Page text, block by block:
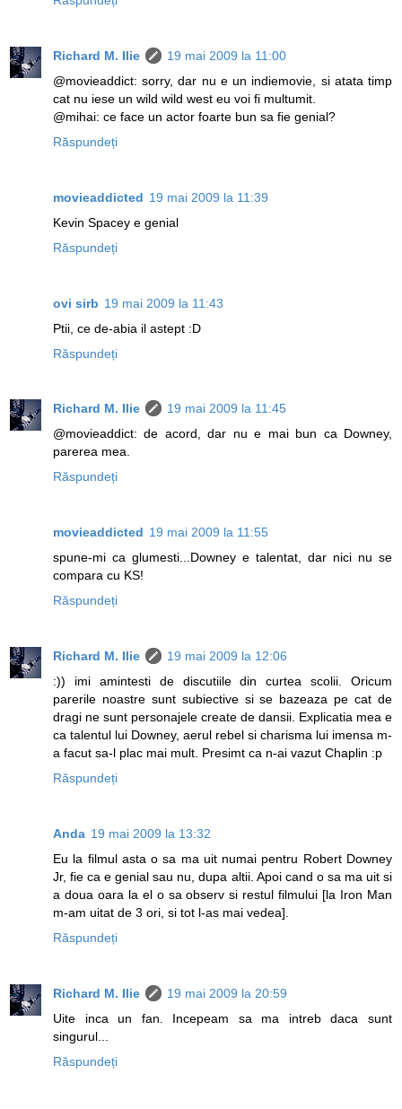
Richard M. Ilie
19 mai 2009 la 11:00
@movieaddict: sorry, dar nu e un indiemovie, si atata timp
cat nu iese un wild wild west eu voi fi multumit.
@mihai: ce face un actor foarte bun sa fie genial?
Răspundeți
movieaddicted 19 mai 2009 la 11:39
Kevin Spacey e genial
Răspundeți
ovi sirb 19 mai 2009 la 11:43
Ptii, ce de-abia il astept :D
Răspundeți
Richard M. Ilie
19 mai 2009 la 11:45
@movieaddict: de acord, dar nu e mai bun ca Downey,
parerea mea.
Răspundeți
movieaddicted 19 mai 2009 la 11:55
spune-mi ca glumesti...Downey e talentat, dar nici nu se
compara cu KS!
Răspundeți
Richard M. Ilie
19 mai 2009 la 12:06
:)) imi amintesti de discutiile din curtea scolii. Oricum
parerile noastre sunt subiective si se bazeaza pe cat de
dragi ne sunt personajele create de dansii. Explicatia mea e
ca talentul lui Downey, aerul rebel si charisma lui imensa m-
a facut sa-l plac mai mult. Presimt ca n-ai vazut Chaplin :p
Răspundeți
Anda 19 mai 2009 la 13:32
Eu la filmul asta o sa ma uit numai pentru Robert Downey
Jr, fie ca e genial sau nu, dupa altii. Apoi cand o sa ma uit si
a doua oara la el o sa observ si restul filmului [la Iron Man
m-am uitat de 3 ori, si tot l-as mai vedea].
Răspundeți
Richard M. Ilie
19 mai 2009 la 20:59
Uite inca un fan. Incepeam sa ma intreb daca sunt
singurul...
Răspundeți